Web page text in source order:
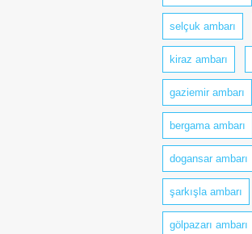
selçuk ambarı
kiraz ambarı
gaziemir ambarı
bergama ambarı
dogansar ambarı
şarkışla ambarı
gölpazarı ambarı